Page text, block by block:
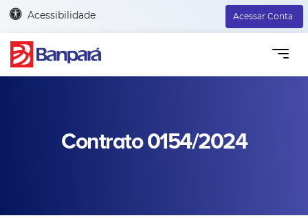
Acessibilidade Acessar Conta
Contrato 0154/2024